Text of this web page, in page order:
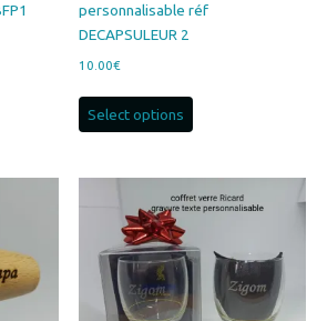
personnalisable réf
DECAPSULEUR 2
10.00€
Select options